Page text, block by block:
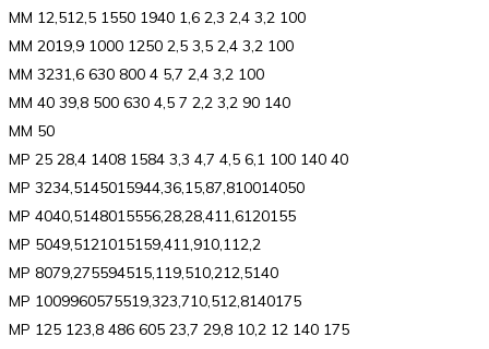
MM 12,512,5 1550 1940 1,6 2,3 2,4 3,2 100
MM 2019,9 1000 1250 2,5 3,5 2,4 3,2 100
MM 3231,6 630 800 4 5,7 2,4 3,2 100
MM 40 39,8 500 630 4,5 7 2,2 3,2 90 140
MM 50
MP 25 28,4 1408 1584 3,3 4,7 4,5 6,1 100 140 40
MP 3234,5145015944,36,15,87,810014050
MP 4040,5148015556,28,28,411,6120155
MP 5049,5121015159,411,910,112,2
MP 8079,275594515,119,510,212,5140
MP 1009960575519,323,710,512,8140175
MP 125 123,8 486 605 23,7 29,8 10,2 12 140 175